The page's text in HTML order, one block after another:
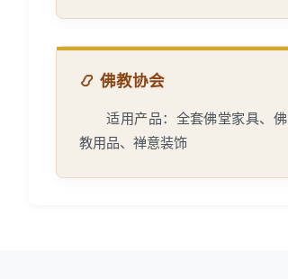
📿 佛教协会
适用产品：全套佛堂家具、佛
教用品、禅意装饰